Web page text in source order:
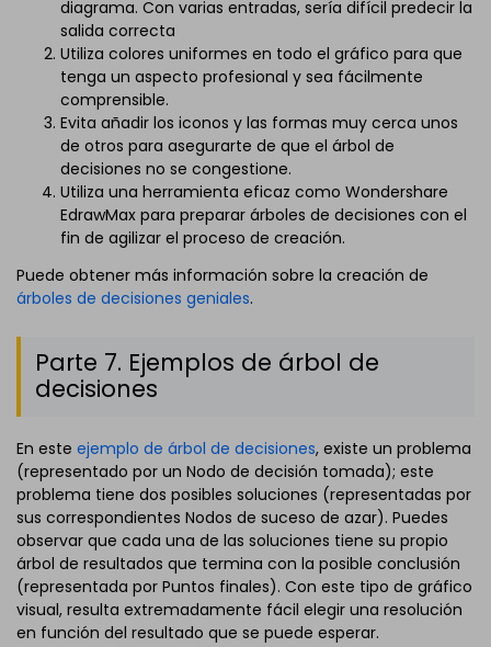
diagrama. Con varias entradas, sería difícil predecir la
salida correcta
Utiliza colores uniformes en todo el gráfico para que
tenga un aspecto profesional y sea fácilmente
comprensible.
Evita añadir los iconos y las formas muy cerca unos
de otros para asegurarte de que el árbol de
decisiones no se congestione.
Utiliza una herramienta eficaz como Wondershare
EdrawMax para preparar árboles de decisiones con el
fin de agilizar el proceso de creación.
Puede obtener más información sobre la creación de
árboles de decisiones geniales.
Parte 7. Ejemplos de árbol de
decisiones
En este ejemplo de árbol de decisiones, existe un problema
(representado por un Nodo de decisión tomada); este
problema tiene dos posibles soluciones (representadas por
sus correspondientes Nodos de suceso de azar). Puedes
observar que cada una de las soluciones tiene su propio
árbol de resultados que termina con la posible conclusión
(representada por Puntos finales). Con este tipo de gráfico
visual, resulta extremadamente fácil elegir una resolución
en función del resultado que se puede esperar.